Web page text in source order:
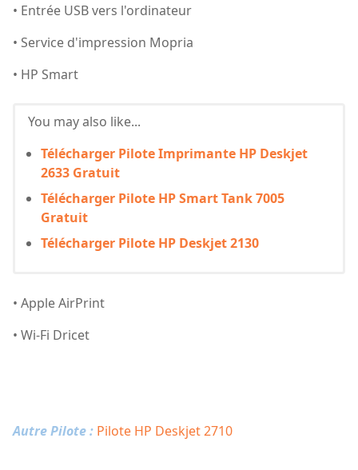
• Entrée USB vers l'ordinateur
• Service d'impression Mopria
• HP Smart
You may also like...
Télécharger Pilote Imprimante HP Deskjet
2633 Gratuit
Télécharger Pilote HP Smart Tank 7005
Gratuit
Télécharger Pilote HP Deskjet 2130
• Apple AirPrint
• Wi-Fi Dricet
Autre Pilote : Pilote HP Deskjet 2710